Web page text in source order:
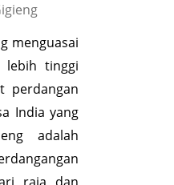
menguasai
lebih tinggi
perdangan
India yang
adalah